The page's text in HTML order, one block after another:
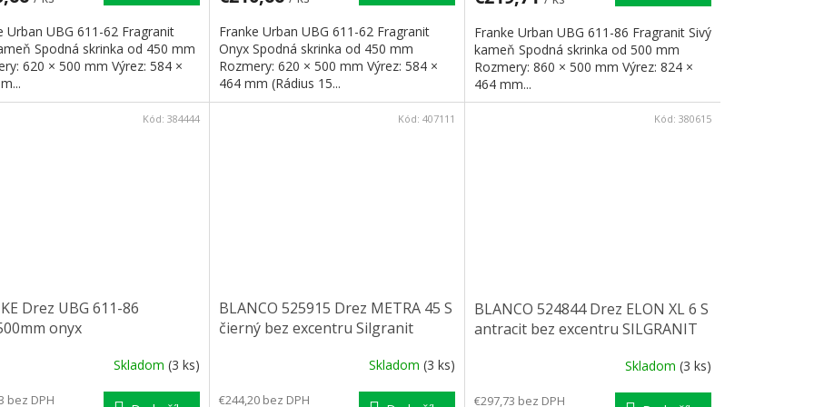
Urban UBG 611-62 Fragranit
Spodná skrinka od 450 mm
620 × 500 mm Výrez: 584 ×
Franke Urban UBG 611-62 Fragranit
Onyx Spodná skrinka od 450 mm
Rozmery: 620 × 500 mm Výrez: 584 ×
464 mm (Rádius 15...
Franke Urban UBG 611-86 Fragranit Sivý
kameň Spodná skrinka od 500 mm
Rozmery: 860 × 500 mm Výrez: 824 ×
464 mm...
Drez UBG 611-86
onyx
Skladom (3 ks)
bez DPH
Kód: 384444
BLANCO 525915 Drez METRA 45 S
čierný bez excentru Silgranit
Skladom (3 ks)
€244,20 bez DPH
Kód: 407111
BLANCO 524844 Drez ELON XL 6 S
antracit bez excentru SILGRANIT
Skladom (3 ks)
€297,73 bez DPH
Kód: 380615